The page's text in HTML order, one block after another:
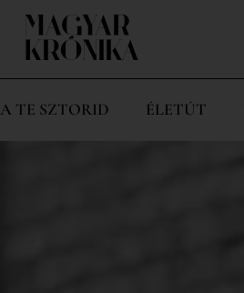
A TE SZTORID ÉLETÚT